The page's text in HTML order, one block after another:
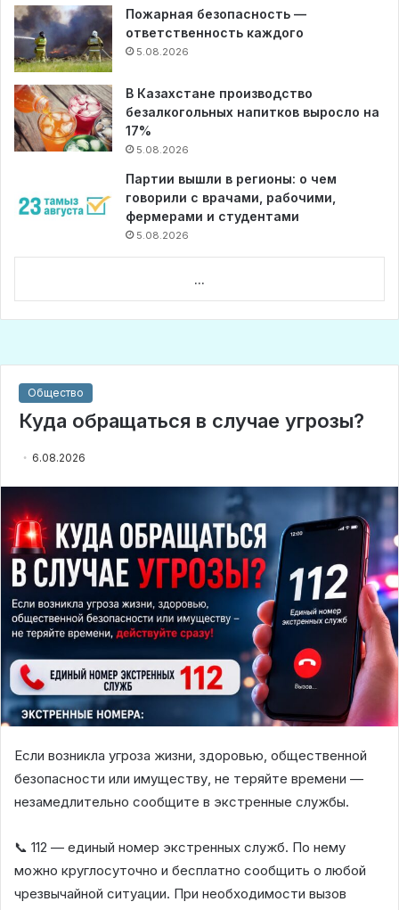
Пожарная безопасность —
ответственность каждого
5.08.2026
В Казахстане производство
безалкогольных напитков выросло на
17%
5.08.2026
Партии вышли в регионы: о чем
говорили с врачами, рабочими,
фермерами и студентами
5.08.2026
...